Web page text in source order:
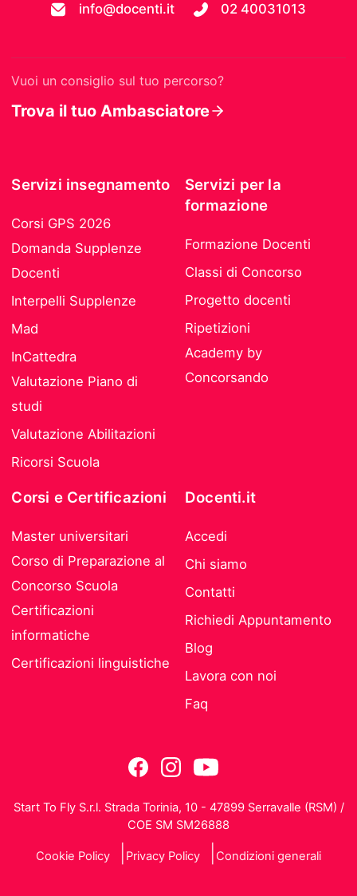
info@docenti.it 02 40031013
Vuoi un consiglio sul tuo percorso?
Trova il tuo Ambasciatore
Servizi insegnamento
Corsi GPS 2026
Domanda Supplenze
Docenti
Interpelli Supplenze
Mad
InCattedra
Valutazione Piano di
studi
Valutazione Abilitazioni
Ricorsi Scuola
Servizi per la
formazione
Formazione Docenti
Classi di Concorso
Progetto docenti
Ripetizioni
Academy by
Concorsando
Corsi e Certificazioni
Master universitari
Corso di Preparazione al
Concorso Scuola
Certificazioni
informatiche
Certificazioni linguistiche
Docenti.it
Accedi
Chi siamo
Contatti
Richiedi Appuntamento
Blog
Lavora con noi
Faq
Start To Fly S.r.l. Strada Torinia, 10 - 47899 Serravalle (RSM) /
COE SM SM26888
Cookie Policy Privacy Policy Condizioni generali